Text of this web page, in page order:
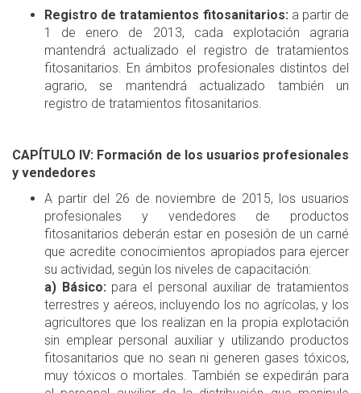
Registro de tratamientos fitosanitarios: a partir de
1 de enero de 2013, cada explotación agraria
mantendrá actualizado el registro de tratamientos
fitosanitarios. En ámbitos profesionales distintos del
agrario, se mantendrá actualizado también un
registro de tratamientos fitosanitarios.
CAPÍTULO IV: Formación de los usuarios profesionales
y vendedores
A partir del 26 de noviembre de 2015, los usuarios
profesionales y vendedores de productos
fitosanitarios deberán estar en posesión de un carné
que acredite conocimientos apropiados para ejercer
su actividad, según los niveles de capacitación:
a) Básico: para el personal auxiliar de tratamientos
terrestres y aéreos, incluyendo los no agrícolas, y los
agricultores que los realizan en la propia explotación
sin emplear personal auxiliar y utilizando productos
fitosanitarios que no sean ni generen gases tóxicos,
muy tóxicos o mortales. También se expedirán para